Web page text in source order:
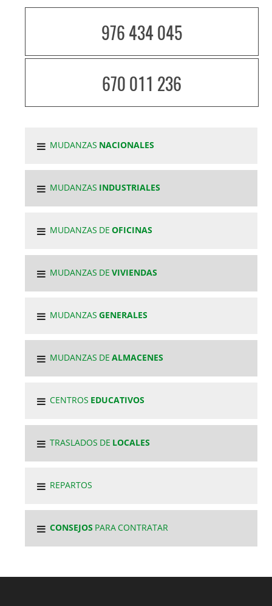
976 434 045
670 011 236
MUDANZAS NACIONALES
MUDANZAS INDUSTRIALES
MUDANZAS DEOFICINAS
MUDANZAS DEVIVIENDAS
MUDANZASGENERALES
MUDANZAS DEALMACENES
CENTROS EDUCATIVOS
TRASLADOS DE LOCALES
REPARTOS
CONSEJOS PARA CONTRATAR